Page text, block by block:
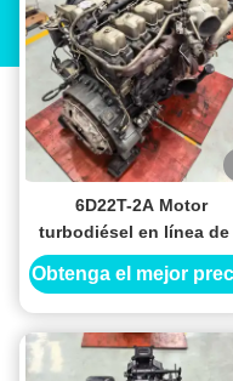
6D22T-2A Motor
turbodiésel en línea de
cilindros con una
cilindrada de 11.1L
fundido pesado para
Mitsubishi camiones
pesados y maquinaria
Obtenga el mejor